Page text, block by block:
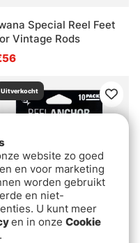
Special Reel Feet
Vintage Rods
Uitverkocht
Fishing Reel Wraps
website zo goed
en voor marketing
worden gebruikt
en niet-
U kunt meer
en in onze Cookie
.